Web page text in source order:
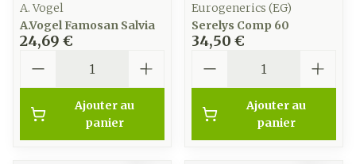
A. Vogel
A.Vogel Famosan Salvia
24,69 €
Ajouter au
panier
Eurogenerics (EG)
Serelys Comp 60
34,50 €
Ajouter au
panier